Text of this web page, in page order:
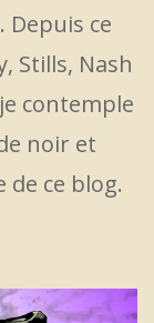
Depuis ce
Stills, Nash
contemple
noir et
ce blog.